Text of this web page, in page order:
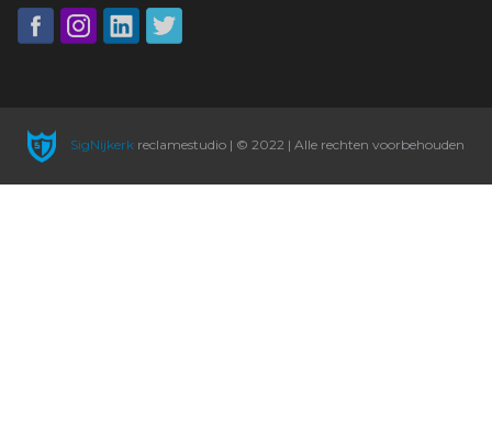
SigNijkerkreclamestudio | © 2022 | Alle rechten voorbehouden